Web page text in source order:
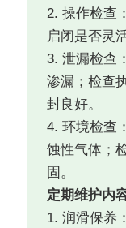
2. 操作检查
启闭是否灵
3. 泄漏检查
渗漏；检查
封良好。
4. 环境检查
蚀性气体；
固。
定期维护内
1. 润滑保养